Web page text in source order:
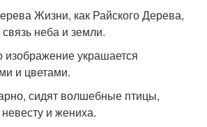
Жизни, как Райского Дерева,
неба и земли.
изображение украшается
и цветами.
сидят волшебные птицы,
и жениха.